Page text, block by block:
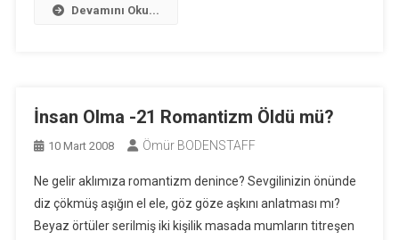
Devamını Oku...
İnsan Olma -21 Romantizm Öldü mü?
10 Mart 2008 Ömür BODENSTAFF
Ne gelir aklımıza romantizm denince? Sevgilinizin önünde
diz çökmüş aşığın el ele, göz göze aşkını anlatması mı?
Beyaz örtüler serilmiş iki kişilik masada mumların titreşen